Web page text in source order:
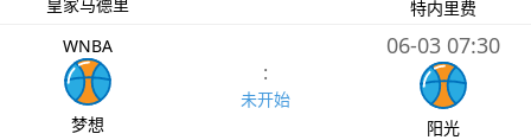
特内里费
WNBA
梦想
:
未开始
06-03 07:30
阳光